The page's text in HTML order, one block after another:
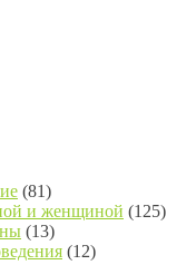
(81)
и женщиной (125)
(13)
(12)